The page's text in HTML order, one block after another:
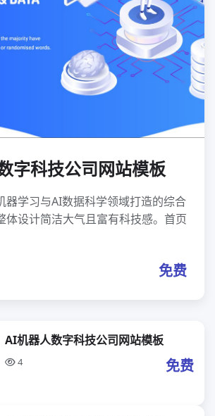
字科技公司网站模板
器学习与AI数据科学领域打造的综合
体设计简洁大气且富有科技感。首页
免费
AI机器人数字科技公司网站模板
4 免费